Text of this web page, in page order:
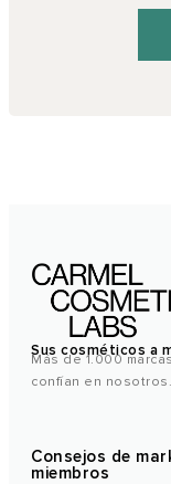
Sus cosméticos a
Más de 1.000
confían en nosotros.
Consejos de
miembros